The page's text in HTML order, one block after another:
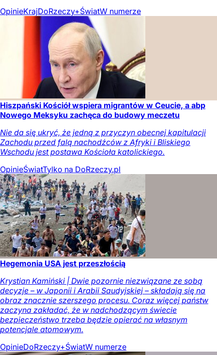
OpinieKrajDoRzeczy+ŚwiatW numerze
Hiszpański Kościół wspiera migrantów w Ceucie, a abp
Nowego Meksyku zachęca do budowy meczetu
Nie da się ukryć, że jedną z przyczyn obecnej kapitulacji
Zachodu przed falą nachodźców z Afryki i Bliskiego
Wschodu jest postawa Kościoła katolickiego.
OpinieŚwiatTylko na DoRzeczy.pl
Hegemonia USA jest przeszłością
Krystian Kamiński | Dwie pozornie niezwiązane ze sobą
decyzje – w Japonii i Arabii Saudyjskiej – składają się na
obraz znacznie szerszego procesu. Coraz więcej państw
zaczyna zakładać, że w nadchodzącym świecie
bezpieczeństwo trzeba będzie opierać na własnym
potencjale atomowym.
OpinieDoRzeczy+ŚwiatW numerze